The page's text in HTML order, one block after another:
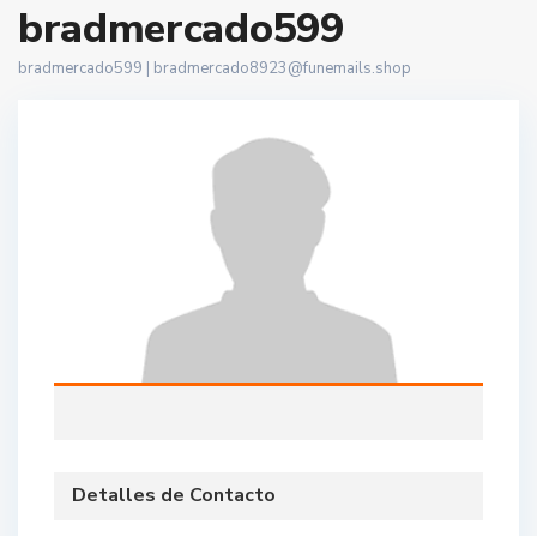
bradmercado599
bradmercado599 | bradmercado8923@funemails.shop
Detalles de Contacto